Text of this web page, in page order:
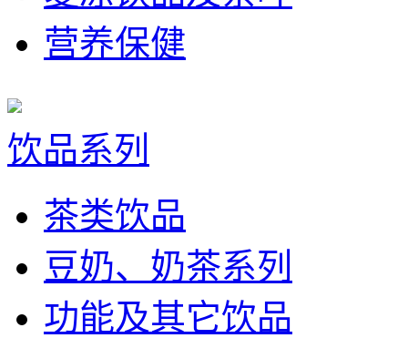
营养保健
饮品系列
茶类饮品
豆奶、奶茶系列
功能及其它饮品